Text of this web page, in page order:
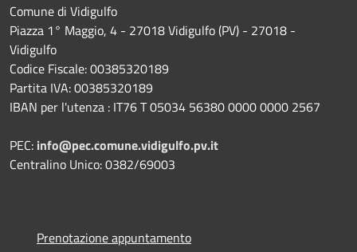
Comune di Vidigulfo
Piazza 1° Maggio, 4 - 27018 Vidigulfo (PV) - 27018 -
Vidigulfo
Codice Fiscale: 00385320189
Partita IVA: 00385320189
IBAN per l'utenza : IT76 T 05034 56380 0000 0000 2567
PEC: info@pec.comune.vidigulfo.pv.it
Centralino Unico: 0382/69003
Prenotazione appuntamento